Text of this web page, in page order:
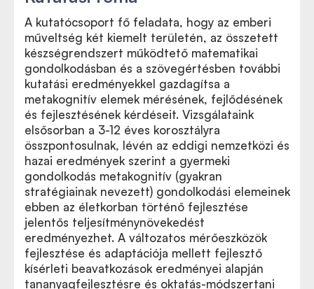
A kutatócsoport fő feladata, hogy az emberi
műveltség két kiemelt területén, az összetett
készségrendszert működtető matematikai
gondolkodásban és a szövegértésben további
kutatási eredményekkel gazdagítsa a
metakognitív elemek mérésének, fejlődésének
és fejlesztésének kérdéseit. Vizsgálataink
elsősorban a 3-12 éves korosztályra
összpontosulnak, lévén az eddigi nemzetközi és
hazai eredmények szerint a gyermeki
gondolkodás metakognitív (gyakran
stratégiainak nevezett) gondolkodási elemeinek
ebben az életkorban történő fejlesztése
jelentős teljesítménynövekedést
eredményezhet. A változatos mérőeszközök
fejlesztése és adaptációja mellett fejlesztő
kísérleti beavatkozások eredményei alapján
tananyagfejlesztésre és oktatás-módszertani